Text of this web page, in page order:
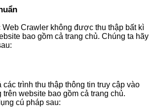
Crawler không được thu thập bất kì
bao gồm cả trang chủ. Chúng ta hãy
trình thu thập thông tin truy cập vào
trên website bao gồm cả trang chủ.
cú pháp sau: